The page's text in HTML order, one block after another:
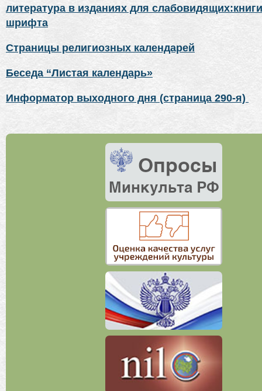
литература в изданиях для
шрифта
Страницы религиозных календарей
Беседа “Листая календарь»
Информатор выходного дня (страница 290-я)